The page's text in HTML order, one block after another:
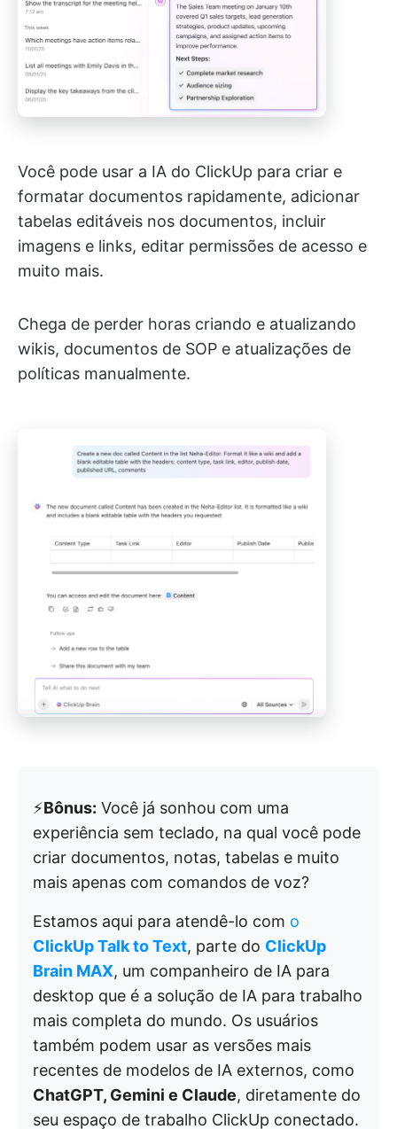
Você pode usar a IA do ClickUp para criar e
formatar documentos rapidamente, adicionar
tabelas editáveis nos documentos, incluir
imagens e links, editar permissões de acesso e
muito mais.
Chega de perder horas criando e atualizando
wikis, documentos de SOP e atualizações de
políticas manualmente.
⚡️Bônus: Você já sonhou com uma
experiência sem teclado, na qual você pode
criar documentos, notas, tabelas e muito
mais apenas com comandos de voz?
Estamos aqui para atendê-lo com o
ClickUp Talk to Text, parte do ClickUp
Brain MAX, um companheiro de IA para
desktop que é a solução de IA para trabalho
mais completa do mundo. Os usuários
também podem usar as versões mais
recentes de modelos de IA externos, como
ChatGPT, Gemini e Claude, diretamente do
seu espaço de trabalho ClickUp conectado.